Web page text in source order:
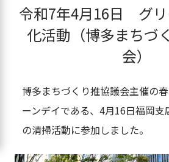
令和7年4月16日 グ
化活動（博多まちづ
会）
博多まちづくり推協議会主催の
ーンデイである、4月16日福岡
の清掃活動に参加しました。